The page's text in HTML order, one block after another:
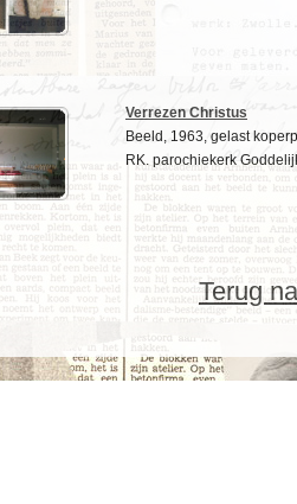
Verrezen Christus
Beeld, 1963, gelast
RK. parochiekerk
Terug